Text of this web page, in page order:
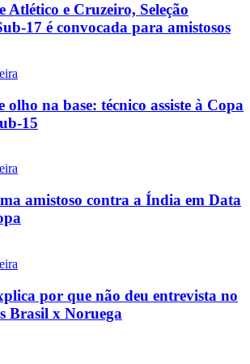
Atlético e Cruzeiro, Seleção
17 é convocada para amistosos
olho na base: técnico assiste à Copa
15
amistoso contra a Índia em Data
por que não deu entrevista no
Brasil x Noruega